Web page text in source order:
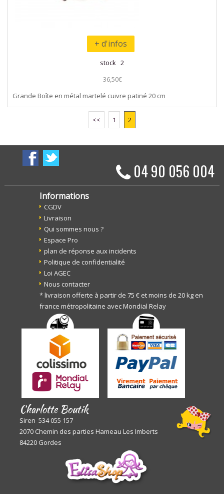
+ d'infos
stock 2
36,50€
Grande Boîte en métal martelé cuivre patiné 20 cm
<< 1 2
04 90 056 004
Informations
CGDV
Livraison
Qui sommes nous ?
Espace Pro
plan de réponse aux incidents
Politique de confidentialité
Loi AGEC
Nous contacter
* livraison offerte à partir de 75 € et moins de 20 kg en
france métropolitaine avec Mondial Relay
Charlotte Boutik
Siren 534 055 157
2070 Chemin des parties Hameau Les Imberts
84220 Gordes